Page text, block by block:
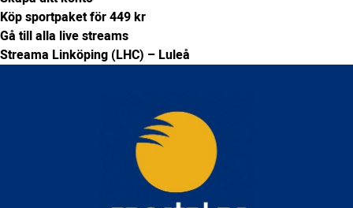
Köp sportpaket för 449 kr
Gå till alla live streams
Streama Linköping (LHC) – Luleå